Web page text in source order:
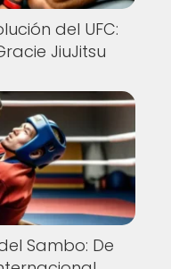
del UFC:
JiuJitsu
Sambo: De